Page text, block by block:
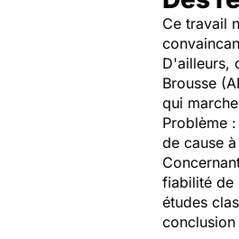
Ce travail
D'ailleurs,
Brousse
qui
Problème :
de cause
fiabilité de
études